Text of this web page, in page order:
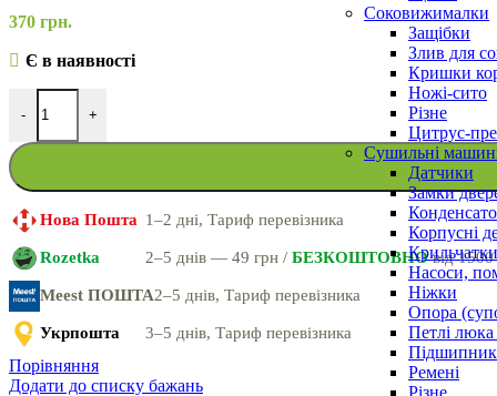
Соковижималки
Защібки
Злив для
Кришки
Ножі-сито
Різне
Цитрус-
Сушильні
Датчики
Замки
Корпусні
Крильчатки
Насоси,
Ніжки
Опора
Петлі люка
Ремені
Різне
370 грн.
Є в наявності
- +
Нова Пошта 1–2 дні, Тариф перевізника
Rozetka 2–5 днів — 49 грн / БЕЗКОШТОВНОвід 1500
Meest ПОШТА2–5 днів, Тариф перевізника
Укрпошта 3–5 днів, Тариф перевізника
Порівняння
Додати до списку бажань